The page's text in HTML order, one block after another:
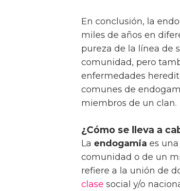
En conclusión, la
miles de años en
pureza de la línea de
comunidad, pero
enfermedades
comunes de
miembros de un clan.
¿Cómo se lleva a
La endogamia es
comunidad o de un
refiere a la unión de
clase social y/o